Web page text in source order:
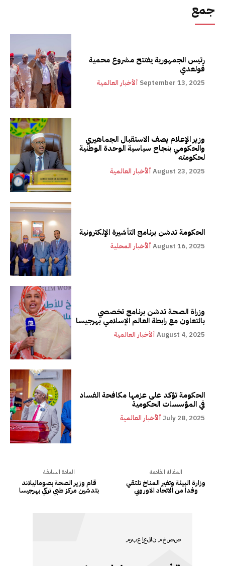
جمع
رئيس الجمهورية يفتتح مشروع محمية
قولعدي
ألأخبار العالمية September 13, 2025
وزير الإعلام يصف الاستقبال الجماهيري
والحكومي بنجاح سياسية الوحدة الوطنية
لحكومته
ألأخبار العالمية August 23, 2025
الحكومة تدشن برنامج التأشيرة الإلكترونية
ألأخبار المحلية August 16, 2025
وزراة الصحة تدشن برنامج تخصصي
بالتعاون مع رابطة العالم الإسلامي بهرجيسا
ألأخبار العالمية August 4, 2025
الحكومة تؤكد على عزمها مكافحة الفساد
في المؤسسات الحكومية
ألأخبار العالمية July 28, 2025
المادة السابقة
قام وزير الصحة بصوماليلاند
بتدشين مركز طبي تركي بهرجيسا
المقالة القادمة
وزارة البيئة وتغير المناخ تلتقي
وفدا من الاتحاد الاوروبي